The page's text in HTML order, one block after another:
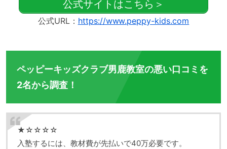
公式サイトはこちら＞
公式URL： https://www.peppy-kids.com
ペッピーキッズクラブ男鹿教室の悪い口コミを
2名から調査！
★☆☆☆☆
入塾するには、教材費が先払いで40万必要です。